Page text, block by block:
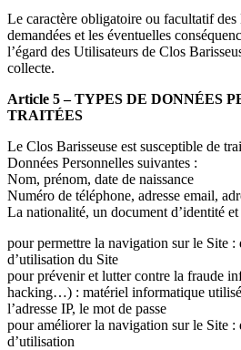
Le caractère obligatoire ou facultatif des
demandées et les éventuelles
l’égard des Utilisateurs de Clos
collecte.
Article 5 – TYPES DE DONNÉES
TRAITÉES
Le Clos Barisseuse est susceptible de
Données Personnelles suivantes :
Nom, prénom, date de naissance
Numéro de téléphone, adresse email,
La nationalité, un document d’identité
pour permettre la navigation sur le Site :
d’utilisation du Site
pour prévenir et lutter contre la fraude
hacking…) : matériel informatique
l’adresse IP, le mot de passe
pour améliorer la navigation sur le Site :
d’utilisation